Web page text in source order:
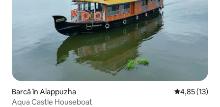
Barcă în Alappuzha Scor mediu
4,85 (13)
Aqua Castle Houseboat